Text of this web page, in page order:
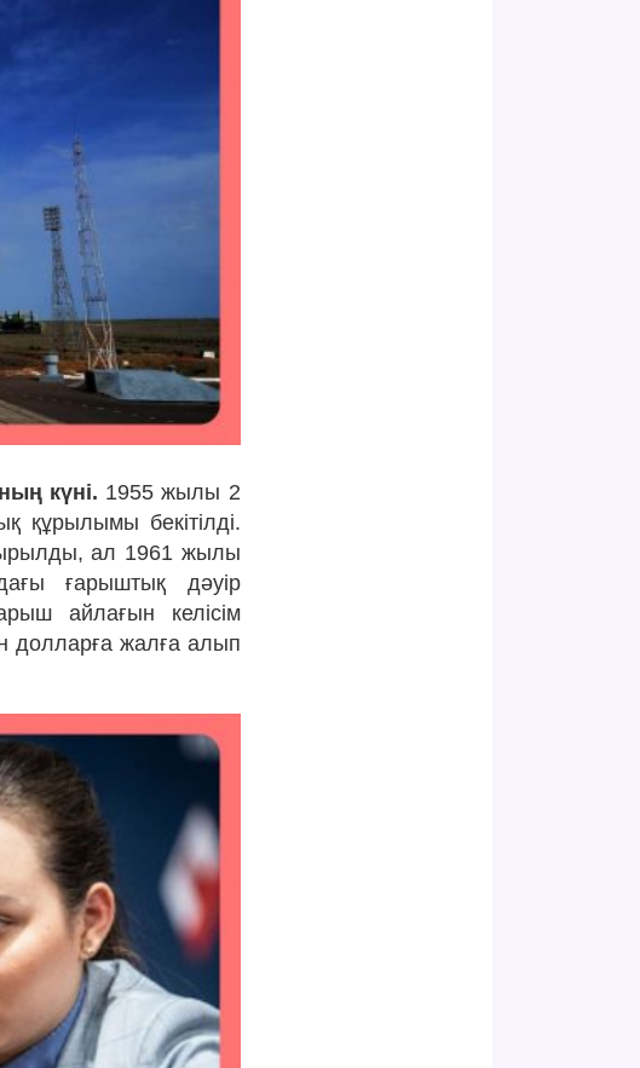
күні. 1955 жылы 2
бекітілді.
ал 1961 жылы
ғарыштық дәуір
айлағын келісім
долларға жалға алып